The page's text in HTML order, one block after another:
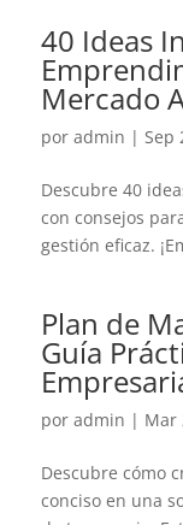
40 Ideas
Mercado
por admin | Sep
Descubre 40
con consejos
gestión eficaz.
Plan de
Guía
por admin | Mar
Descubre cómo
conciso en una